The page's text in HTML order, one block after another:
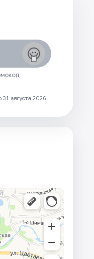
31 августа 2026